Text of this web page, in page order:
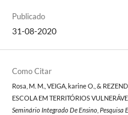
Publicado
31-08-2020
Como Citar
Rosa, M. M., VEIGA, karine O., &
ESCOLA EM TERRITÓRIOS
Seminário Integrado De Ensino, Pesquisa